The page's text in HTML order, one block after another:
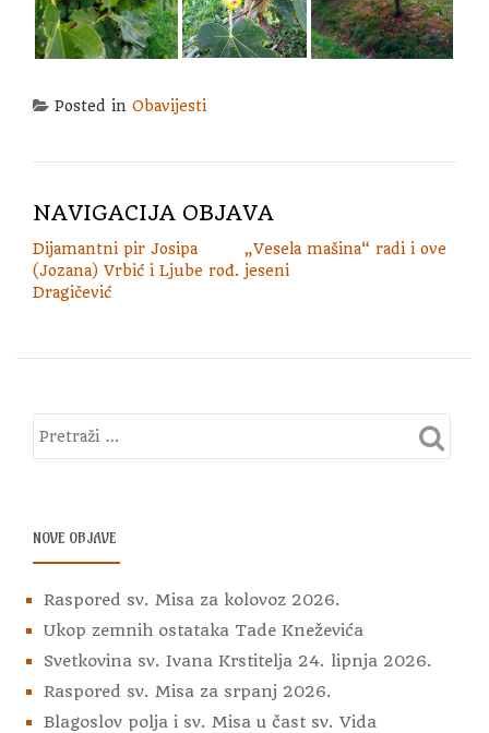
Posted in Obavijesti
NAVIGACIJA OBJAVA
Dijamantni pir Josipa
(Jozana) Vrbić i Ljube rođ.
Dragičević
„Vesela mašina“ radi i ove
jeseni
NOVE OBJAVE
Raspored sv. Misa za kolovoz 2026.
Ukop zemnih ostataka Tade Kneževića
Svetkovina sv. Ivana Krstitelja 24. lipnja 2026.
Raspored sv. Misa za srpanj 2026.
Blagoslov polja i sv. Misa u čast sv. Vida